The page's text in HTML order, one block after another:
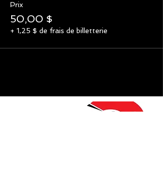
Prix
50,00 $
+ 1,25 $ de frais de billetterie